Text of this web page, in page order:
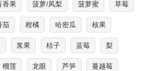
香果 菠萝/凤梨 菠萝蜜 草莓
茄 柑橘 哈密瓜 核果
浆果 桔子 蓝莓 梨
榴莲 龙眼 芦笋 蔓越莓